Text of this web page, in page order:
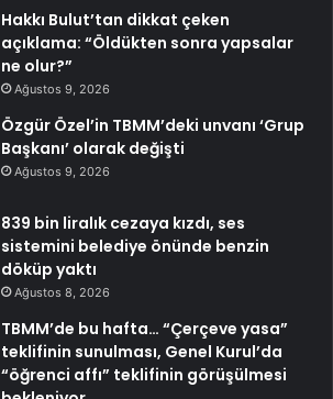
Hakkı Bulut’tan dikkat çeken
açıklama: “Öldükten sonra yapsalar
ne olur?”
Ağustos 9, 2026
Özgür Özel’in TBMM’deki unvanı ‘Grup
Başkanı’ olarak değişti
Ağustos 9, 2026
839 bin liralık cezaya kızdı, ses
sistemini belediye önünde benzin
döküp yaktı
Ağustos 8, 2026
TBMM’de bu hafta… “Çerçeve yasa”
teklifinin sunulması, Genel Kurul’da
“öğrenci affı” teklifinin görüşülmesi